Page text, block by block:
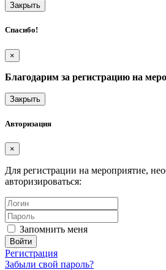
Закрыть
Спасибо!
×
Благодарим за регистрацию на
Закрыть
Авторизация
×
Для регистрации на мероприятие,
авторизироваться:
Запомнить меня
Регистрация
Забыли свой пароль?